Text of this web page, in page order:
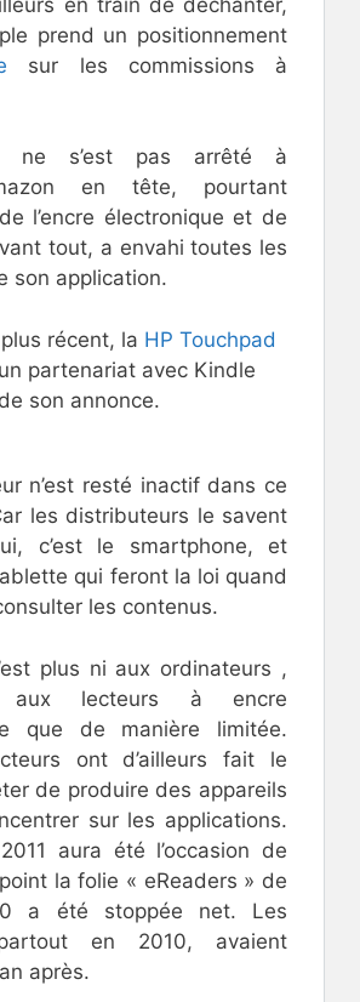
prend un positionnement
sur les commissions à
ne s’est pas arrêté à
en tête, pourtant
l’encre électronique et de
tout, a envahi toutes les
son application.
récent, la HP Touchpad
partenariat avec Kindle
son annonce.
n’est resté inactif dans ce
les distributeurs le savent
c’est le smartphone, et
qui feront la loi quand
les contenus.
plus ni aux ordinateurs ,
aux lecteurs à encre
que de manière limitée.
ont d’ailleurs fait le
de produire des appareils
sur les applications.
aura été l’occasion de
la folie « eReaders » de
a été stoppée net. Les
en 2010, avaient
après.